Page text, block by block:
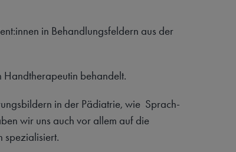
in Behandlungsfeldern aus der
behandelt.
in der Pädiatrie, wie Sprach-
wir uns auch vor allem auf die
spezialisiert.